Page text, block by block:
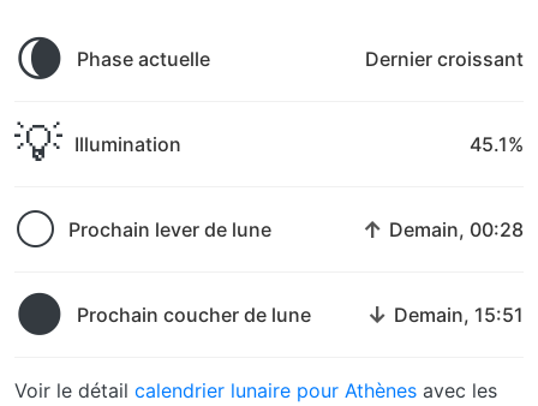
🌘 Phase actuelle Dernier croissant
💡 Illumination 45.1%
🌕 Prochain lever de lune ↑ Demain, 00:28
🌑 Prochain coucher de lune ↓ Demain, 15:51
Voir le détail calendrier lunaire pour Athènes avec les